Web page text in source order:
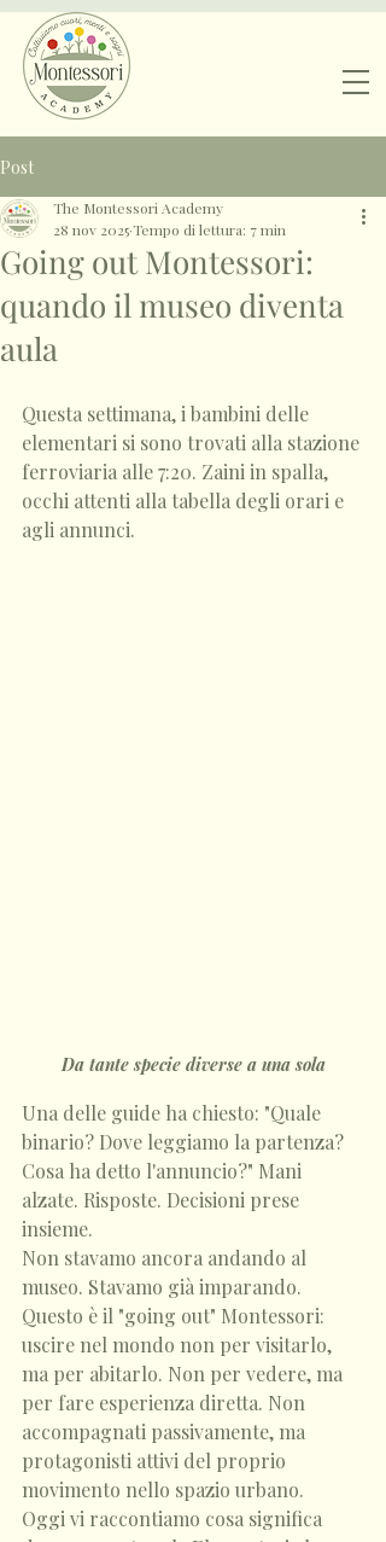
Post
Going out Montessori:
quando il museo diventa
aula
The Montessori Academy
28 nov 2025Tempo di lettura: 7 min
Questa settimana, i bambini delle
elementari si sono trovati alla stazione
ferroviaria alle 7:20. Zaini in spalla,
occhi attenti alla tabella degli orari e
agli annunci.
Da tante specie diverse a una sola
Una delle guide ha chiesto: "Quale
binario? Dove leggiamo la partenza?
Cosa ha detto l'annuncio?" Mani
alzate. Risposte. Decisioni prese
insieme.
Non stavamo ancora andando al
museo. Stavamo già imparando.
Questo è il "going out" Montessori:
uscire nel mondo non per visitarlo,
ma per abitarlo. Non per vedere, ma
per fare esperienza diretta. Non
accompagnati passivamente, ma
protagonisti attivi del proprio
movimento nello spazio urbano.
Oggi vi raccontiamo cosa significa